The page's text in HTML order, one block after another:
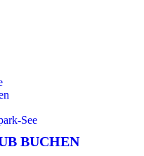
See
BUCHEN